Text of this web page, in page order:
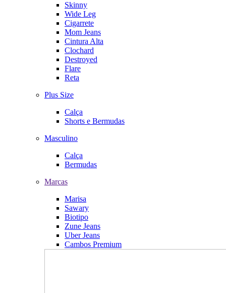
Skinny
Wide Leg
Cigarrete
Mom Jeans
Cintura Alta
Clochard
Destroyed
Flare
Reta
Plus Size
Calça
Shorts e Bermudas
Masculino
Calça
Bermudas
Marcas
Marisa
Sawary
Biotipo
Zune Jeans
Uber Jeans
Cambos Premium